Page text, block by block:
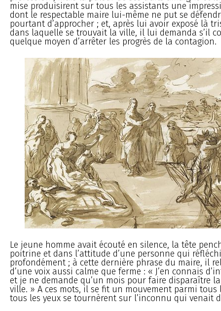
mise produisirent sur tous les assistants une
dont le respectable maire lui-même ne put se
pourtant d’approcher ; et, après lui avoir exposé là
dans laquelle se trouvait la ville, il lui demanda s’il
quelque moyen d’arrêter les progrès de la contagion.
Le jeune homme avait écouté en silence, la tête
poitrine et dans l’attitude d’une personne qui
profondément ; à cette dernière phrase du maire, il
d’une voix aussi calme que ferme : « J’en connais
et je ne demande qu’un mois pour faire disparaître
ville. » A ces mots, il se fit un mouvement parmi tous
tous les yeux se tournèrent sur l’inconnu qui venait